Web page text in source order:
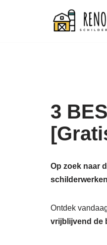
3
Op zoek naar
Ontdek
vrijblijvend de